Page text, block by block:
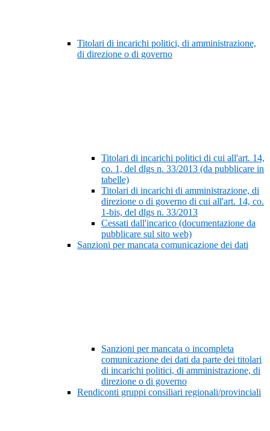
Titolari di incarichi politici, di amministrazione,
di direzione o di governo
Titolari di incarichi politici di cui all'art. 14,
co. 1, del dlgs n. 33/2013 (da pubblicare in
tabelle)
Titolari di incarichi di amministrazione, di
direzione o di governo di cui all'art. 14, co.
1-bis, del dlgs n. 33/2013
Cessati dall'incarico (documentazione da
pubblicare sul sito web)
Sanzioni per mancata comunicazione dei dati
Sanzioni per mancata o incompleta
comunicazione dei dati da parte dei titolari
di incarichi politici, di amministrazione, di
direzione o di governo
Rendiconti gruppi consiliari regionali/provinciali